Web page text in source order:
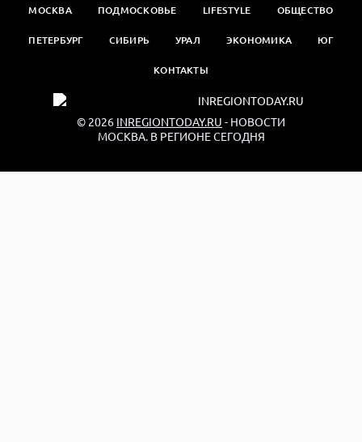
МОСКВА ПОДМОСКОВЬЕ LIFESTYLE ОБЩЕСТВО
ПЕТЕРБУРГ СИБИРЬ УРАЛ ЭКОНОМИКА ЮГ
КОНТАКТЫ
© 2026 INREGIONTODAY.RU - НОВОСТИ
МОСКВА. В РЕГИОНЕ СЕГОДНЯ